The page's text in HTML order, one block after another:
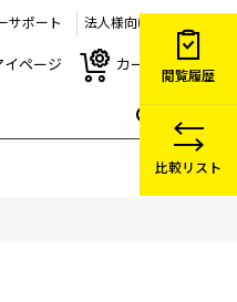
サポート 法人様向け
イページ カート
閲覧履歴
比較リスト